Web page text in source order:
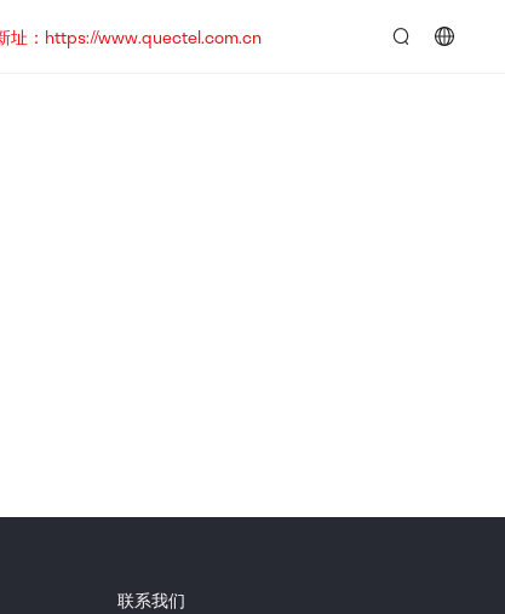
址：https://www.quectel.com.cn
联系我们